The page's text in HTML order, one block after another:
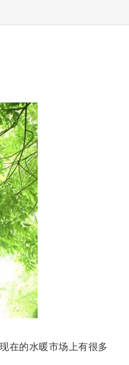
在的水暖市场上有很多